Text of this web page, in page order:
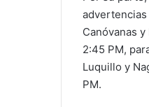
advertencias
Canóvanas
2:45 PM,
Luquillo y
PM.